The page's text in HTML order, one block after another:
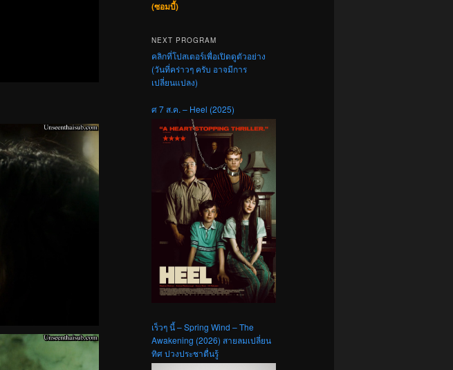
(ซอมบี้)
NEXT PROGRAM
คลิกที่โปสเตอร์เพื่อเปิดดูตัวอย่าง
(วันที่คร่าวๆ ครับ อาจมีการ
เปลี่ยนแปลง)
ศ 7 ส.ค. – Heel (2025)
เร็วๆ นี้ – Spring Wind – The
Awakening (2026) สายลมเปลี่ยน
ทิศ ปวงประชาตื่นรู้